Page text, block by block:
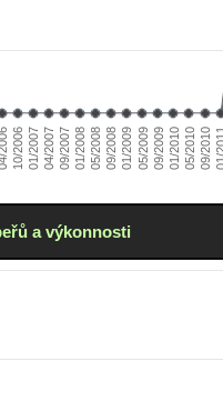
10/200601/200704/200709/200701/200805/200809/200801/200905/200909/200901/201005/201009/2010
a výkonnosti